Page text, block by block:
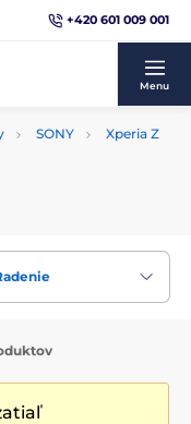
+420 601 009 001
Menu
SONY
Xperia Z